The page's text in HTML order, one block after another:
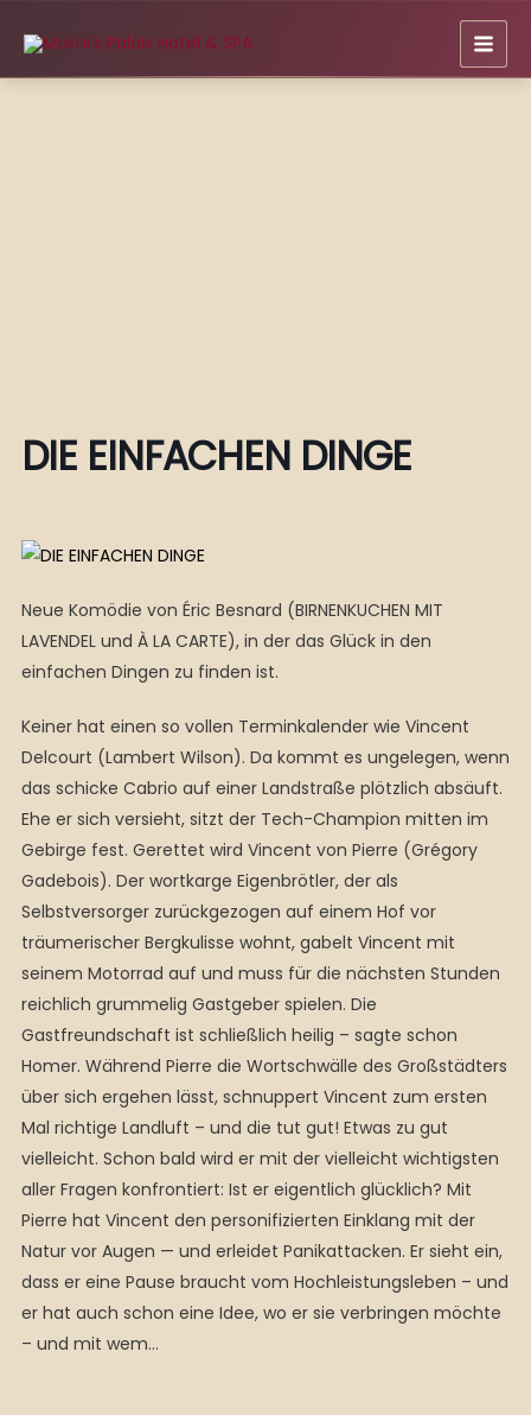
Inhalt
springen
DIE EINFACHEN DINGE
Neue Komödie von Éric Besnard (BIRNENKUCHEN MIT
LAVENDEL und À LA CARTE), in der das Glück in den
einfachen Dingen zu finden ist.
Keiner hat einen so vollen Terminkalender wie Vincent
Delcourt (Lambert Wilson). Da kommt es ungelegen, wenn
das schicke Cabrio auf einer Landstraße plötzlich absäuft.
Ehe er sich versieht, sitzt der Tech-Champion mitten im
Gebirge fest. Gerettet wird Vincent von Pierre (Grégory
Gadebois). Der wortkarge Eigenbrötler, der als
Selbstversorger zurückgezogen auf einem Hof vor
träumerischer Bergkulisse wohnt, gabelt Vincent mit
seinem Motorrad auf und muss für die nächsten Stunden
reichlich grummelig Gastgeber spielen. Die
Gastfreundschaft ist schließlich heilig – sagte schon
Homer. Während Pierre die Wortschwälle des Großstädters
über sich ergehen lässt, schnuppert Vincent zum ersten
Mal richtige Landluft – und die tut gut! Etwas zu gut
vielleicht. Schon bald wird er mit der vielleicht wichtigsten
aller Fragen konfrontiert: Ist er eigentlich glücklich? Mit
Pierre hat Vincent den personifizierten Einklang mit der
Natur vor Augen — und erleidet Panikattacken. Er sieht ein,
dass er eine Pause braucht vom Hochleistungsleben – und
er hat auch schon eine Idee, wo er sie verbringen möchte
– und mit wem…